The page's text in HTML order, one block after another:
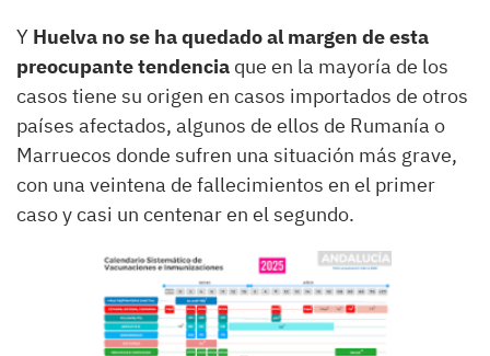
Y Huelva no se ha quedado al margen de esta
preocupante tendencia que en la mayoría de los
casos tiene su origen en casos importados de otros
países afectados, algunos de ellos de Rumanía o
Marruecos donde sufren una situación más grave,
con una veintena de fallecimientos en el primer
caso y casi un centenar en el segundo.